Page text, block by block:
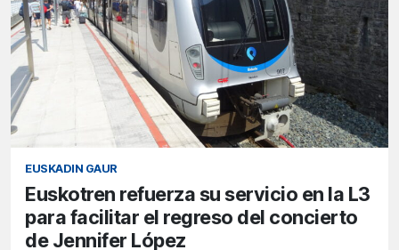
EUSKADIN GAUR
Euskotren refuerza su servicio en la L3
para facilitar el regreso del concierto
de Jennifer López